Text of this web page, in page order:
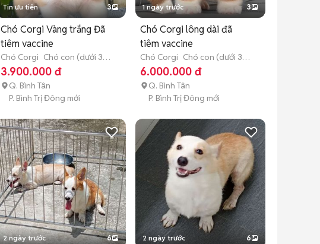
Tin ưu tiên 3
Chó Corgi Vàng trắng Đã
tiêm vaccine
Chó Corgi Chó con (dưới 3
tháng tuổi)
3.900.000 đ
Q. Bình Tân
P. Bình Trị Đông mới
1 ngày trước 3
Chó Corgi lông dài đã
tiêm vaccine
Chó Corgi Chó con (dưới 3
tháng tuổi)
6.000.000 đ
Q. Bình Tân
P. Bình Trị Đông mới
2 ngày trước 6 2 ngày trước 6